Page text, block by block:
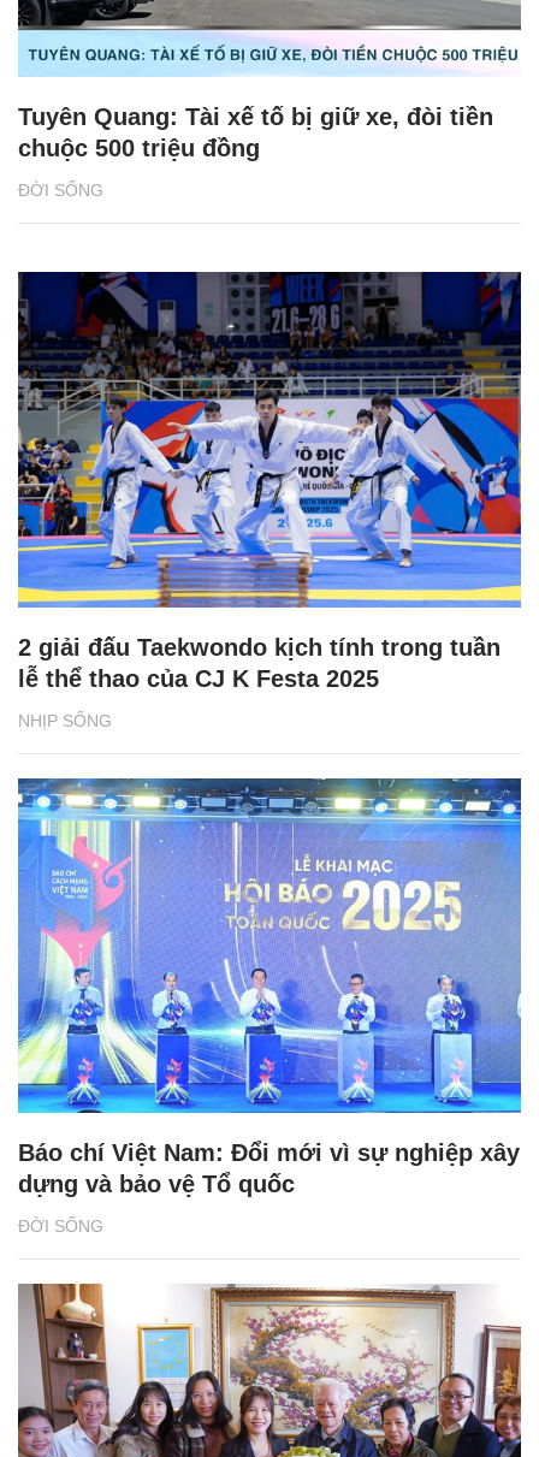
ĐỜI SỐNG
Tuyên Quang: Tài xế tố bị giữ xe, đòi tiền
chuộc 500 triệu đồng
NHỊP SỐNG
2 giải đấu Taekwondo kịch tính trong tuần
lễ thể thao của CJ K Festa 2025
ĐỜI SỐNG
Báo chí Việt Nam: Đổi mới vì sự nghiệp xây
dựng và bảo vệ Tổ quốc